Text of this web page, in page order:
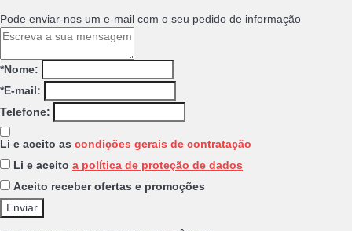
Pode enviar-nos um e-mail com o seu pedido de informação
*Nome:
*E-mail:
Telefone:
Li e aceito as condições gerais de contratação
Li e aceito a política de proteção de dados
Aceito receber ofertas e promoções